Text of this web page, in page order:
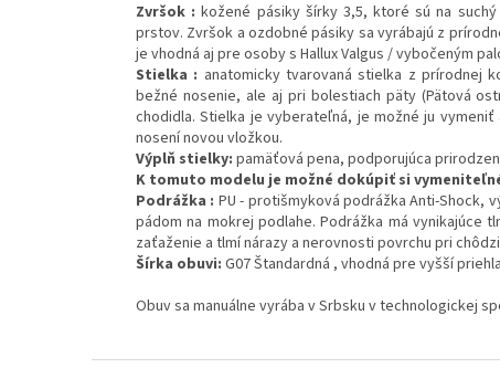
Zvršok :kožené pásiky šírky 3,5, ktoré sú na
prstov. Zvršok a ozdobné pásiky sa vyrábajú z
je vhodná aj pre osoby s Hallux Valgus / vybočeným
Stielka : anatomicky tvarovaná stielka z prírodnej
bežné nosenie, ale aj pri bolestiach päty (Pätová
chodidla. Stielka je vyberateľná, je možné ju
nosení novou vložkou.
Výplň stielky: pamäťová pena, podporujúca
K tomuto modelu je možné dokúpiť si
Podrážka : PU - protišmyková podrážka Anti-Shock,
pádom na mokrej podlahe. Podrážka má
zaťaženie a tlmí nárazy a nerovnosti povrchu pri
Šírka obuvi: G07 Štandardná , vhodná pre vyšší
Obuv sa manuálne vyrába v Srbsku v technologickej